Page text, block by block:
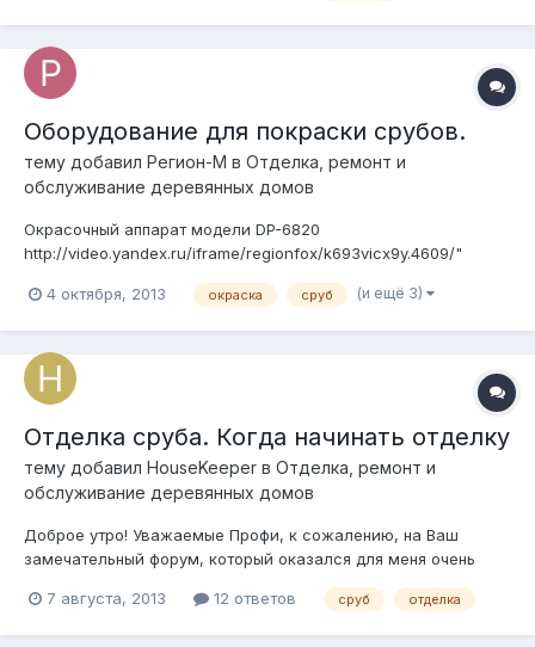
многих строителей увеличить...
Оборудование для покраски срубов.
тему добавил Регион-М в Отделка, ремонт и
обслуживание деревянных домов
Окрасочный аппарат модели DP-6820
http://video.yandex.ru/iframe/regionfox/k693vicx9y.4609/"
модель окрасочного аппарата - DP-6820 напряжение/частота
мембранный насос мощность двигателя - 750...
4 октября, 2013 окраска сруб (и ещё 3)
Отделка сруба. Когда начинать отделку
тему добавил HouseKeeper в Отделка, ремонт и
обслуживание деревянных домов
Доброе утро! Уважаемые Профи, к сожалению, на Ваш
замечательный форум, который оказался для меня очень
сложен, и как оказывается, мягко говоря, посредственно...
7 августа, 2013 12 ответов сруб отделка